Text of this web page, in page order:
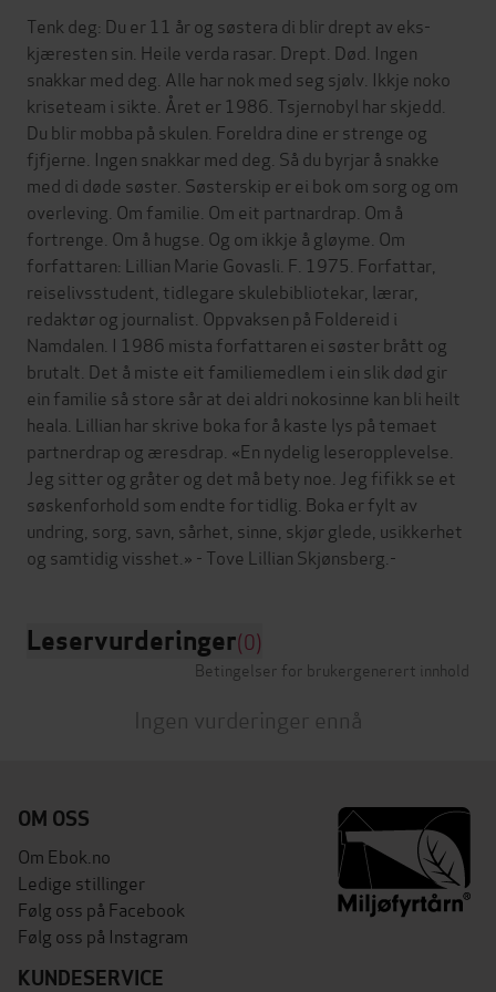
Tenk deg: Du er 11 år og søstera di blir drept av eks-
kjæresten sin. Heile verda rasar. Drept. Død. Ingen
snakkar med deg. Alle har nok med seg sjølv. Ikkje noko
kriseteam i sikte. Året er 1986. Tsjernobyl har skjedd.
Du blir mobba på skulen. Foreldra dine er strenge og
fjfjerne. Ingen snakkar med deg. Så du byrjar å snakke
med di døde søster. Søsterskip er ei bok om sorg og om
overleving. Om familie. Om eit partnardrap. Om å
fortrenge. Om å hugse. Og om ikkje å gløyme. Om
forfattaren: Lillian Marie Govasli. F. 1975. Forfattar,
reiselivsstudent, tidlegare skulebibliotekar, lærar,
redaktør og journalist. Oppvaksen på Foldereid i
Namdalen. I 1986 mista forfattaren ei søster brått og
brutalt. Det å miste eit familiemedlem i ein slik død gir
ein familie så store sår at dei aldri nokosinne kan bli heilt
heala. Lillian har skrive boka for å kaste lys på temaet
partnerdrap og æresdrap. «En nydelig leseropplevelse.
Jeg sitter og gråter og det må bety noe. Jeg fifikk se et
søskenforhold som endte for tidlig. Boka er fylt av
undring, sorg, savn, sårhet, sinne, skjør glede, usikkerhet
Leservurderinger(0)
Betingelser for brukergenerert innhold
Ingen vurderinger ennå
OM OSS
Om Ebok.no
Ledige stillinger
Følg oss på Facebook
Følg oss på Instagram
KUNDESERVICE